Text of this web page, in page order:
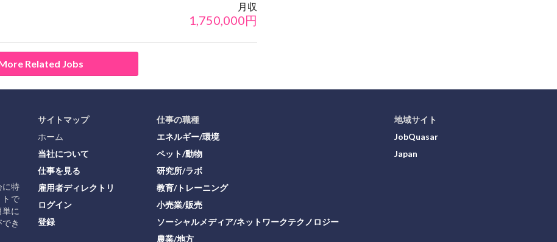
月収
1,750,000円
Related Jobs
に特
で
に
き
サイトマップ
ホーム
当社について
仕事を見る
雇用者ディレクトリ
ログイン
登録
仕事の職種
エネルギー/環境
ペット/動物
研究所/ラボ
教育/トレーニング
小売業/販売
ソーシャルメディア/ネットワークテクノロジー
農業/地方
地域サイト
JobQuasar
Japan